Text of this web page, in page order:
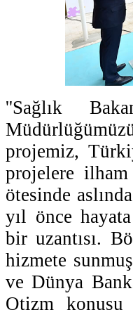
''Sağlık
projemiz,
projelere
ötesinde
yıl önce
bir uzantısı.
hizmete
ve Dünya
Otizm